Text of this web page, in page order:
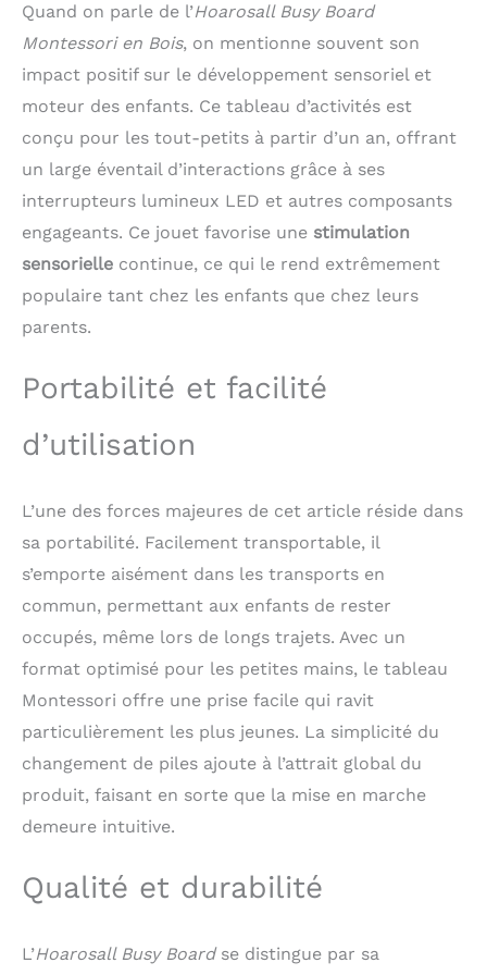
de haute qualité pour
protéger les yeux de
Développement de
compétences multiples
: Avec ses couleurs
vives et ses différents
interrupteurs, les jouets
Montessori en bois
développer la motricité
fine, la coordination
œil-main et les
compétences
couleurs et favorisent le
développement
Montessori sont conçus
pour garder les enfants
pendant des heures
grâce à une
combinaison de
d'interrupteurs et de 8
lumières LED. Les
boutons sont
parfaitement
dimensionnés pour que
les tout-petits puissent
petits doigts. Notre
écran. Jouet de voyage :
Quand on parle de l’Hoarosall Busy Board
Montessori en Bois, on mentionne souvent son
impact positif sur le développement sensoriel et
moteur des enfants. Ce tableau d’activités est
conçu pour les tout-petits à partir d’un an, offrant
un large éventail d’interactions grâce à ses
interrupteurs lumineux LED et autres composants
engageants. Ce jouet favorise une stimulation
sensorielle continue, ce qui le rend extrêmement
populaire tant chez les enfants que chez leurs
parents.
Portabilité et facilité
d’utilisation
L’une des forces majeures de cet article réside dans
sa portabilité. Facilement transportable, il
s’emporte aisément dans les transports en
commun, permettant aux enfants de rester
occupés, même lors de longs trajets. Avec un
format optimisé pour les petites mains, le tableau
Montessori offre une prise facile qui ravit
particulièrement les plus jeunes. La simplicité du
changement de piles ajoute à l’attrait global du
produit, faisant en sorte que la mise en marche
demeure intuitive.
Qualité et durabilité
L’Hoarosall Busy Boardse distingue par sa